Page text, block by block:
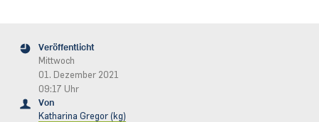
Veröffentlicht
Mittwoch
01. Dezember 2021
09:17 Uhr
Von
Katharina Gregor (kg)